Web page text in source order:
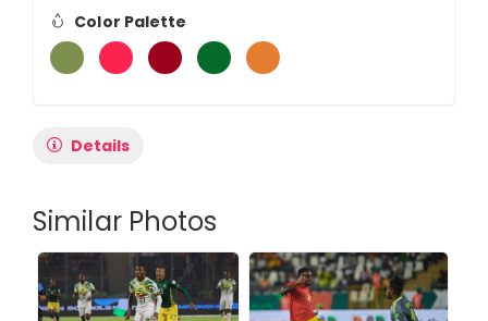
Color Palette
Details
Similar Photos